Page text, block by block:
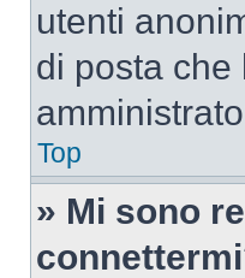
utenti
di posta che
Top
» Mi sono